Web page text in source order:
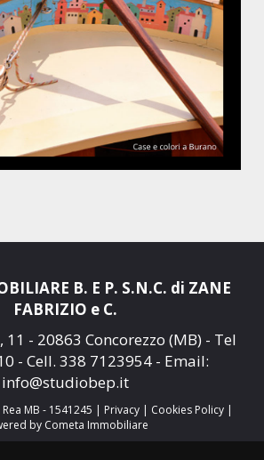
B. E P. S.N.C. di ZANE
FABRIZIO e C.
- 20863 Concorezzo (MB) - Tel
- Cell. 338 7123954- Email:
info@studiobep.it
MB - 1541245 | Privacy | Cookies Policy |
by Cometa Immobiliare